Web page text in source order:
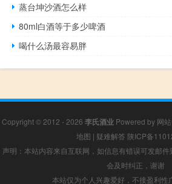
蒸台坤沙酒怎么样
80ml白酒等于多少啤酒
喝什么汤最容易胖
Copyright © 2012 - 2026 李氏酒业 Powered by 网
地图 | 疑难解答 陕ICP备
声明：本站内容来自互联网，如信息有错误可发邮
会及时纠正，谢谢
本站仅为个人兴趣爱好，不接盈利性